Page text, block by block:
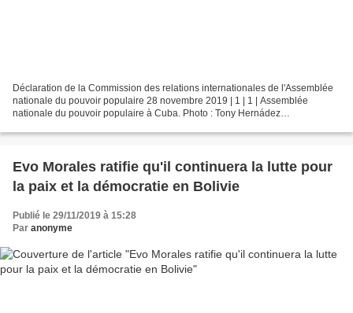
Déclaration de la Commission des relations internationales de l'Assemblée
nationale du pouvoir populaire 28 novembre 2019 | 1 | 1 | Assemblée
nationale du pouvoir populaire à Cuba. Photo : Tony Hernádez
Evo Morales ratifie qu'il continuera la lutte pour
la paix et la démocratie en Bolivie
Publié le 29/11/2019 à 15:28
Par anonyme